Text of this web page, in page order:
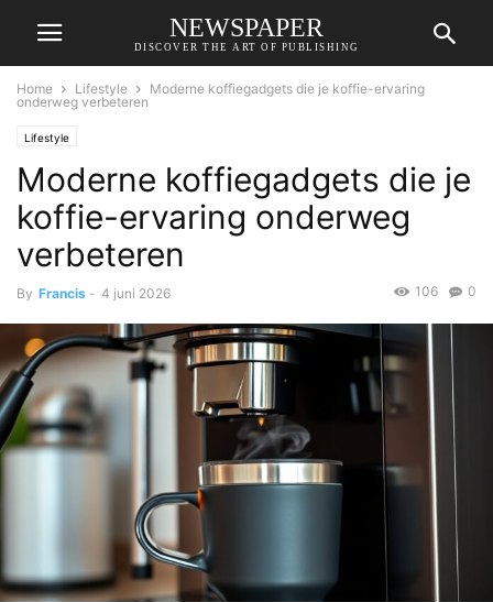
NEWSPAPER
DISCOVER THE ART OF PUBLISHING
Home Lifestyle
Moderne koffiegadgets die je koffie-ervaring
onderweg verbeteren
Lifestyle
Moderne koffiegadgets die je
koffie-ervaring onderweg
verbeteren
By Francis - 4 juni 2026 0
106